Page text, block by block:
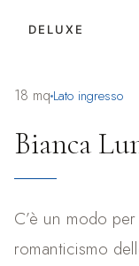
DELUXE
18 mq Lato ingresso
Bianca
C’è un modo
romanticismo